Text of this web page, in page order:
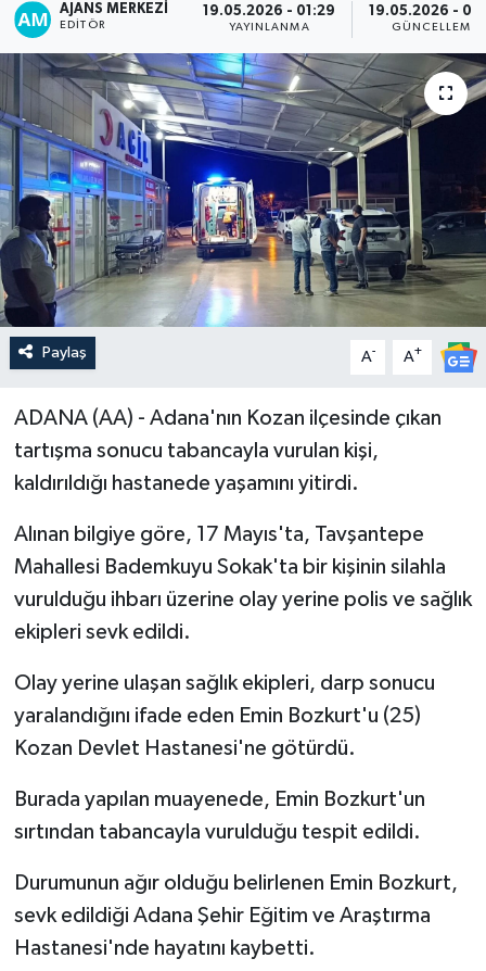
AJANS MERKEZI
EDITÖR
19.05.2026 - 01:29
YAYINLANMA
19.05.2026 -
GÜNCELLEME
Paylaş A- A+
ADANA (AA) - Adana'nın Kozan ilçesinde çıkan
tartışma sonucu tabancayla vurulan kişi,
kaldırıldığı hastanede yaşamını yitirdi.
Alınan bilgiye göre, 17 Mayıs'ta, Tavşantepe
Mahallesi Bademkuyu Sokak'ta bir kişinin silahla
vurulduğu ihbarı üzerine olay yerine polis ve sağlık
ekipleri sevk edildi.
Olay yerine ulaşan sağlık ekipleri, darp sonucu
yaralandığını ifade eden Emin Bozkurt'u (25)
Kozan Devlet Hastanesi'ne götürdü.
Burada yapılan muayenede, Emin Bozkurt'un
sırtından tabancayla vurulduğu tespit edildi.
Durumunun ağır olduğu belirlenen Emin Bozkurt,
sevk edildiği Adana Şehir Eğitim ve Araştırma
Hastanesi'nde hayatını kaybetti.